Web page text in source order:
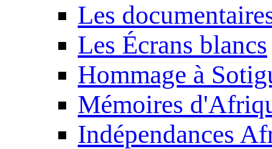
Les
Les Écrans blancs
Hommage à
Mémoires
Indépendances